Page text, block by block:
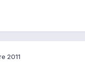
2011